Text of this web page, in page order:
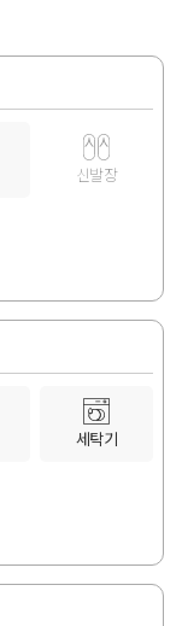
신발장
세탁기